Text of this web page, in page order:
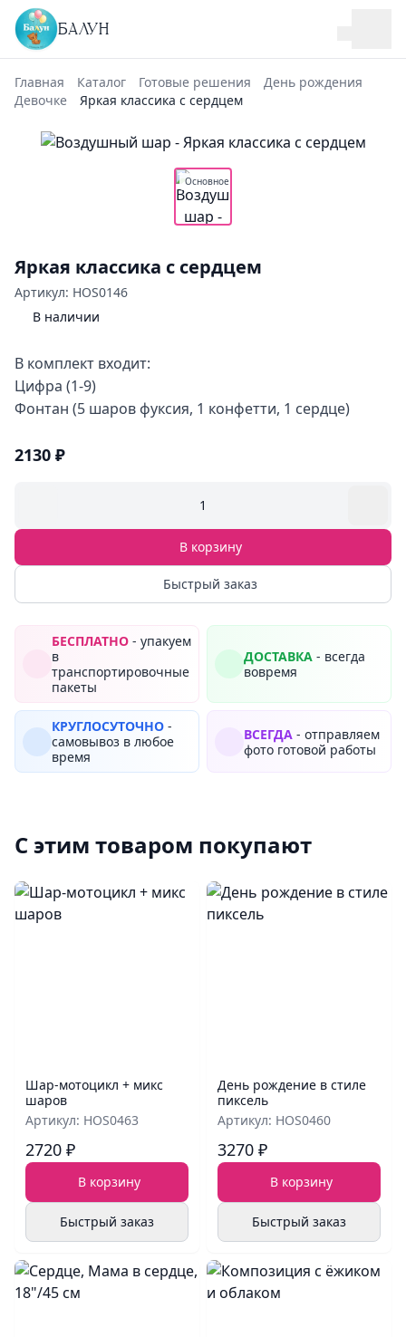
БАЛУН
Главная Каталог Готовые решения
День рождения
Девочке
Яркая классика с сердцем
Основное
Яркая классика с сердцем
Артикул: HOS0146
В наличии
В комплект входит:
Цифра (1-9)
Фонтан (5 шаров фуксия, 1 конфетти, 1 сердце)
2130 ₽
1
В корзину
Быстрый заказ
БЕСПЛАТНО - упакуем
в
транспортировочные
пакеты
ДОСТАВКА - всегда
вовремя
КРУГЛОСУТОЧНО -
самовывоз в любое
время
ВСЕГДА - отправляем
фото готовой работы
С этим товаром покупают
Шар‑мотоцикл + микс
шаров
Артикул: HOS0463
2720 ₽
В корзину
Быстрый заказ
День рождение в стиле
пиксель
Артикул: HOS0460
3270 ₽
В корзину
Быстрый заказ